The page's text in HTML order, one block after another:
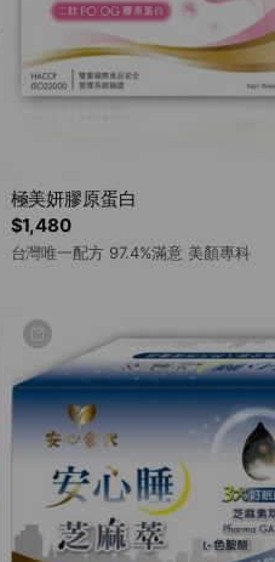
$1,480
極美妍膠原蛋白
台灣唯一配方 97.4%滿意 美顏專科